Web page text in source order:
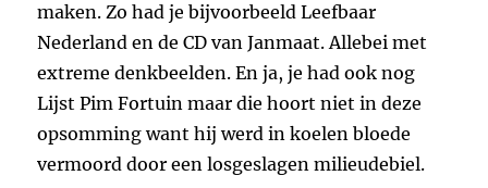
maken. Zo had je bijvoorbeeld Leefbaar
Nederland en de CD van Janmaat. Allebei met
extreme denkbeelden. En ja, je had ook nog
Lijst Pim Fortuin maar die hoort niet in deze
opsomming want hij werd in koelen bloede
vermoord door een losgeslagen milieudebiel.